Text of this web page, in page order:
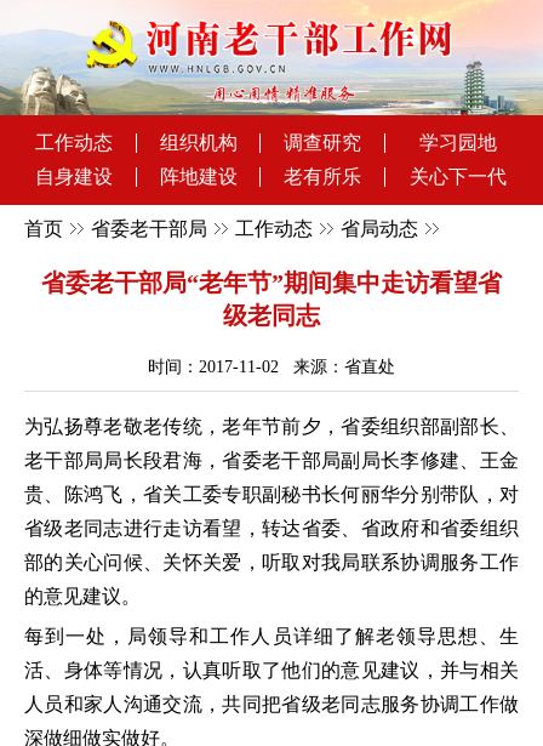
工作动态 组织机构 调查研究
学习园地
自身建设
阵地建设 老有所乐 关心下一代
首页 省委老干部局 工作动态 省局动态
省委老干部局“老年节”期间集中走访看望省
级老同志
时间：2017-11-02 来源：省直处
为弘扬尊老敬老传统，老年节前夕，省委组织部副部长、
老干部局局长段君海，省委老干部局副局长李修建、王金
贵、陈鸿飞，省关工委专职副秘书长何丽华分别带队，对
省级老同志进行走访看望，转达省委、省政府和省委组织
部的关心问候、关怀关爱，听取对我局联系协调服务工作
的意见建议。
每到一处，局领导和工作人员详细了解老领导思想、生
活、身体等情况，认真听取了他们的意见建议，并与相关
人员和家人沟通交流，共同把省级老同志服务协调工作做
深做细做实做好。